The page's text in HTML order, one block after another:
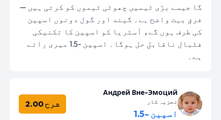
گا جیسے بڑی ٹیمیں چھوٹی ٹیموں کو کرتی ہیں —
فرق بہت واضح ہے۔ گیند اور گول دونوں اسپین
کی طرف ہوں گے، آسٹریا کو اسپین کا تکنیکی
فٹبال ناقابلِ حل ہوگا۔ اسپین -1.5 میری رائے
ہے۔
Андрей Вне-Эмоций
تجزیہ کار
اسپین -1.5
شرح 2.00